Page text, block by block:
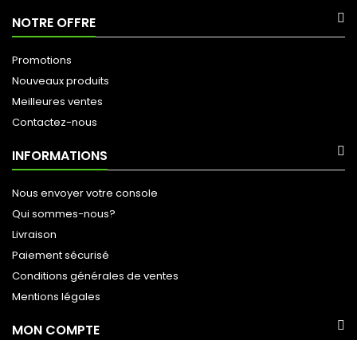
NOTRE OFFRE
Promotions
Nouveaux produits
Meilleures ventes
Contactez-nous
INFORMATIONS
Nous envoyer votre console
Qui sommes-nous?
Livraison
Paiement sécurisé
Conditions générales de ventes
Mentions légales
MON COMPTE